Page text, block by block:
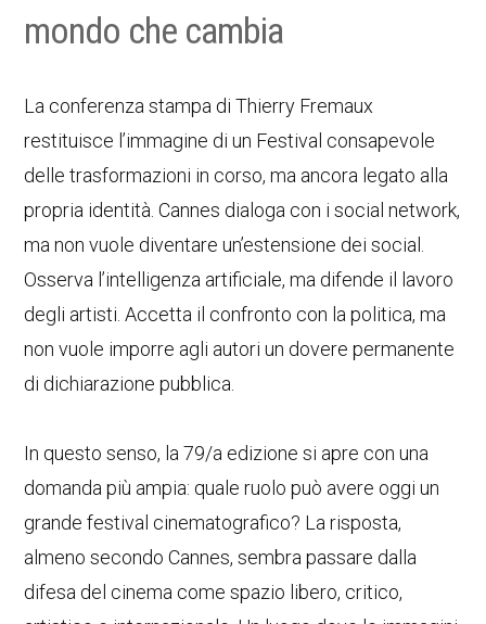
mondo che cambia
La conferenza stampa di Thierry Fremaux
restituisce l’immagine di un Festival consapevole
delle trasformazioni in corso, ma ancora legato alla
propria identità. Cannes dialoga con i social network,
ma non vuole diventare un’estensione dei social.
Osserva l’intelligenza artificiale, ma difende il lavoro
degli artisti. Accetta il confronto con la politica, ma
non vuole imporre agli autori un dovere permanente
di dichiarazione pubblica.
In questo senso, la 79/a edizione si apre con una
domanda più ampia: quale ruolo può avere oggi un
grande festival cinematografico? La risposta,
almeno secondo Cannes, sembra passare dalla
difesa del cinema come spazio libero, critico,